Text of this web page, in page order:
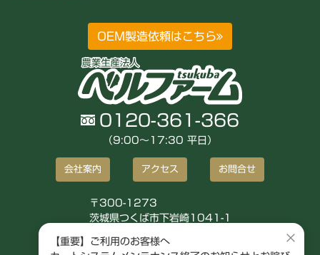
OEM製造依頼はこちら
0120-361-366
（9:00〜17:30 平日）
会社案内 アクセス お問合せ
〒300-1273
茨城県つくば市下岩崎1041-1
【重要】ご利用のお客様へ
×